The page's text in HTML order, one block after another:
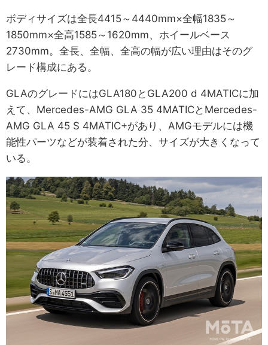
ボディサイズは全長4415～4440mm×全幅1835～
1850mm×全高1585～1620mm、ホイールベース
2730mm。全長、全幅、全高の幅が広い理由はそのグ
レード構成にある。
GLAのグレードにはGLA180とGLA200 d 4MATICに加
えて、Mercedes-AMG GLA 35 4MATICとMercedes-
AMG GLA 45 S 4MATIC+があり、AMGモデルには機
能性パーツなどが装着された分、サイズが大きくなって
いる。